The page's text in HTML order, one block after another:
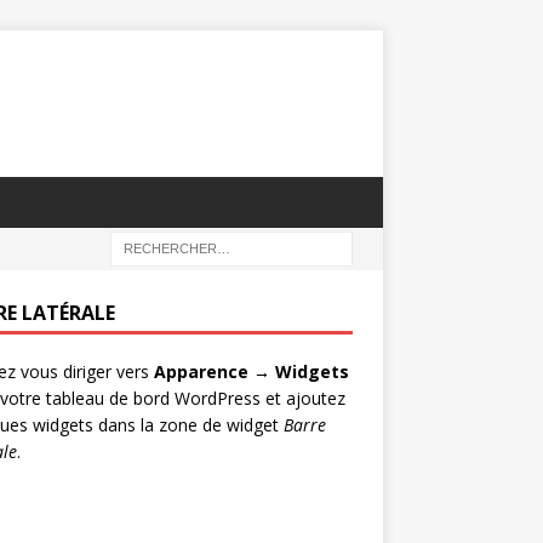
LATÉRALE
vous diriger vers Apparence → Widgets
tableau de bord WordPress et ajoutez
widgets dans la zone de widget Barre
.